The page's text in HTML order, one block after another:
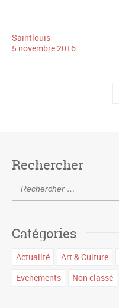
Saintlouis
5 novembre2016
Rechercher
Catégories
Actualité Art & Culture
Evenements
Non classé